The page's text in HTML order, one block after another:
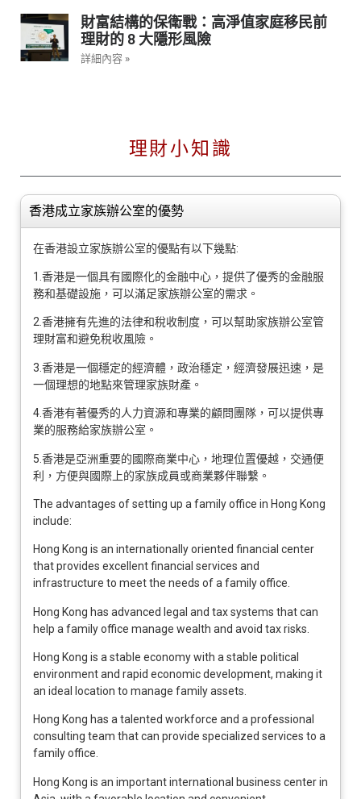
財富結構的保衛戰：高淨值家庭移民前
理財的 8 大隱形風險
詳細內容 »
理財小知識
香港成立家族辦公室的優勢
在香港設立家族辦公室的優點有以下幾點:
1.香港是一個具有國際化的金融中心，提供了優秀的金融服
務和基礎設施，可以滿足家族辦公室的需求。
2.香港擁有先進的法律和稅收制度，可以幫助家族辦公室管
理財富和避免稅收風險。
3.香港是一個穩定的經濟體，政治穩定，經濟發展迅速，是
一個理想的地點來管理家族財產。
4.香港有著優秀的人力資源和專業的顧問團隊，可以提供專
業的服務給家族辦公室。
5.香港是亞洲重要的國際商業中心，地理位置優越，交通便
利，方便與國際上的家族成員或商業夥伴聯繫。
The advantages of setting up a family office in Hong Kong
include:
Hong Kong is an internationally oriented financial center
that provides excellent financial services and
infrastructure to meet the needs of a family office.
Hong Kong has advanced legal and tax systems that can
help a family office manage wealth and avoid tax risks.
Hong Kong is a stable economy with a stable political
environment and rapid economic development, making it
an ideal location to manage family assets.
Hong Kong has a talented workforce and a professional
consulting team that can provide specialized services to a
family office.
Hong Kong is an important international business center in